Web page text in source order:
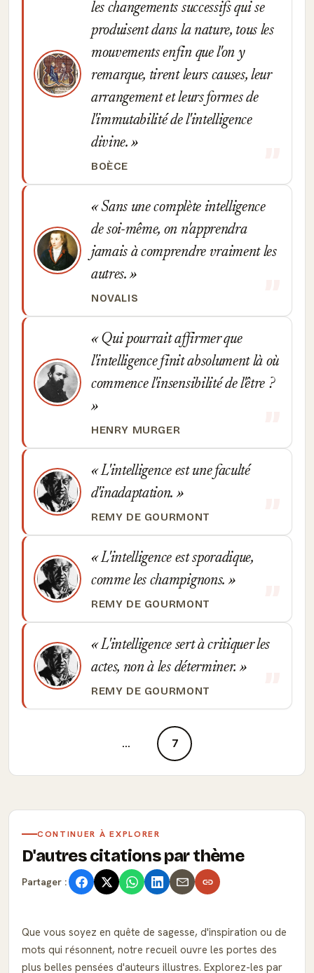
les changements successifs qui se
produisent dans la nature, tous les
mouvements enfin que l'on y
remarque, tirent leurs causes, leur
arrangement et leurs formes de
l'immutabilité de l'intelligence
divine.
BOÈCE
Sans une complète intelligence
de soi-même, on n'apprendra
jamais à comprendre vraiment les
autres.
NOVALIS
Qui pourrait affirmer que
l'intelligence finit absolument là où
commence l'insensibilité de l'être ?
HENRY MURGER
L'intelligence est une faculté
d'inadaptation.
REMY DE GOURMONT
L'intelligence est sporadique,
comme les champignons.
REMY DE GOURMONT
L'intelligence sert à critiquer les
actes, non à les déterminer.
REMY DE GOURMONT
... 7
CONTINUER À EXPLORER
D'autres citations par thème
Partager :
Que vous soyez en quête de sagesse, d'inspiration ou de
mots qui résonnent, notre recueil ouvre les portes des
plus belles pensées d'auteurs illustres. Explorez-les par